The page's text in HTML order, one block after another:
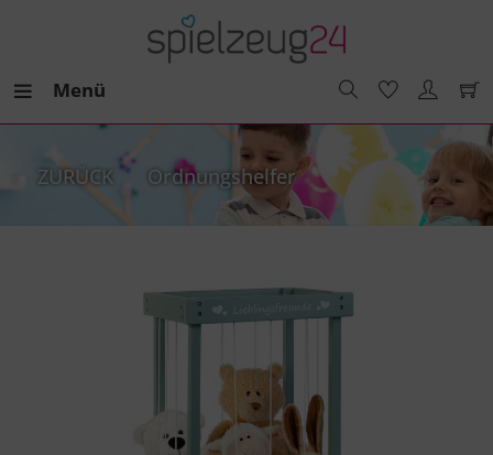
Menü
ZURÜCK Ordnungshelfer